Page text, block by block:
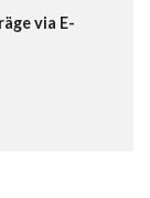
via E-